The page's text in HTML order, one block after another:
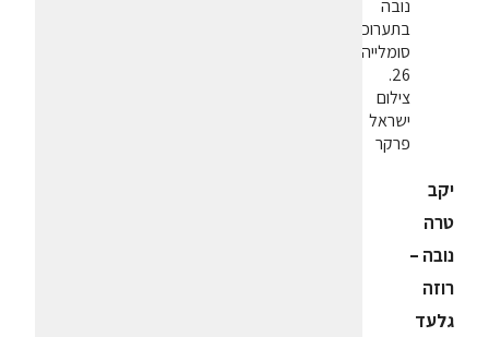
נובה
בתערוכת
סומלייה
26.
צילום
ישראל
פרקר
יקב
טרה
נובה –
רוזה
גלעד